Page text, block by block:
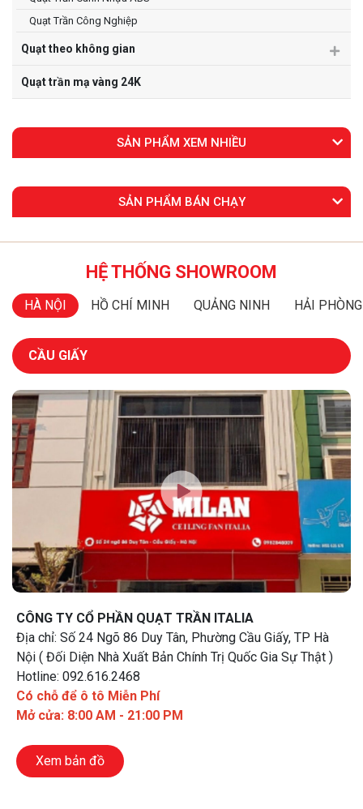
Quạt Trần Công Nghiệp
Quạt theo không gian
Quạt trần mạ vàng 24K
SẢN PHẨM XEM NHIỀU
SẢN PHẨM BÁN CHẠY
HỆ THỐNG SHOWROOM
HÀ NỘI HỒ CHÍ MINH QUẢNG NINH HẢI PHÒNG
CẦU GIẤY
CÔNG TY CỔ PHẦN QUẠT TRẦN ITALIA
Địa chỉ: Số 24 Ngõ 86 Duy Tân, Phường Cầu Giấy, TP Hà
Nội ( Đối Diện Nhà Xuất Bản Chính Trị Quốc Gia Sự Thật )
Hotline: 092.616.2468
Có chỗ để ô tô Miễn Phí
Mở cửa: 8:00 AM - 21:00 PM
Xem bản đồ